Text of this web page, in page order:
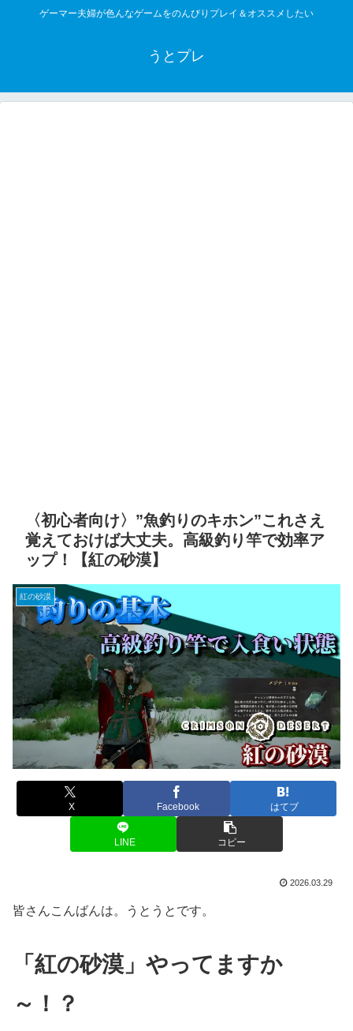
ゲーマー夫婦が色んなゲームをのんびりプレイ＆オススメしたい
うとプレ
〈初心者向け〉”魚釣りのキホン”これさえ
覚えておけば大丈夫。高級釣り竿で効率ア
ップ！【紅の砂漠】
紅の砂漠
X Facebook はてブ
LINE コピー
2026.03.29
皆さんこんばんは。うとうとです。
「紅の砂漠」やってますか
～！？